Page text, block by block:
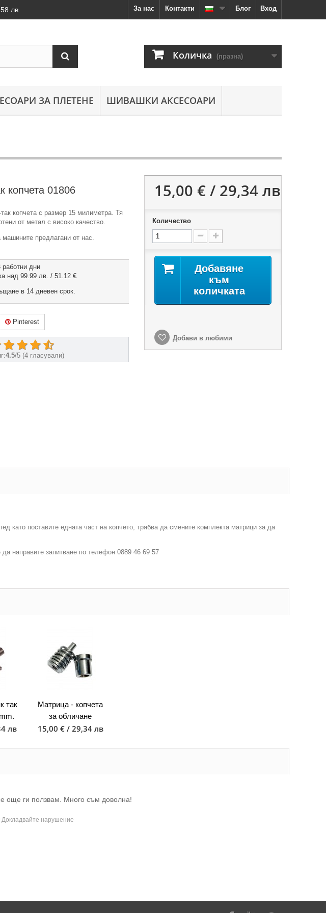
Вход
Блог
Контакти
лв За нас
Количка (празна)
ЗА ПЛЕТЕНЕ ШИВАШКИ АКСЕСОАРИ
копчета 01806
копчета с размер 15 милиметра. Тя
от метал с високо качество.
предлагани от нас.
работни дни
над 99.99 лв. / 51.12 €
в 14 дневен срок.
Pinterest
4.5/5 (4 гласували)
15,00 € / 29,34 лв
Количество
Добавяне
към
количката
Добави в любими
като поставите едната част на копчето, трябва да смените комплекта матрици за да
направите запитване по телефон 0889 46 69 57
так
лв
Матрица - копчета
за обличане
15,00 € / 29,34 лв
още ги ползвам. Много съм доволна!
Докладвайте нарушение